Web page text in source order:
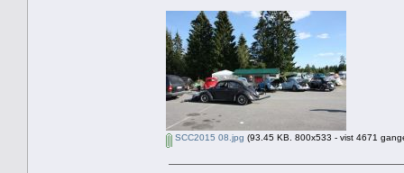
SCC2015 08.jpg (93.45 KB. 800x533 - vist 4671